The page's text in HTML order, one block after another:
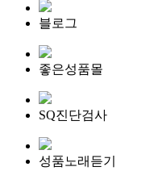
블로그
좋은성품몰
SQ진단검사
성품노래듣기